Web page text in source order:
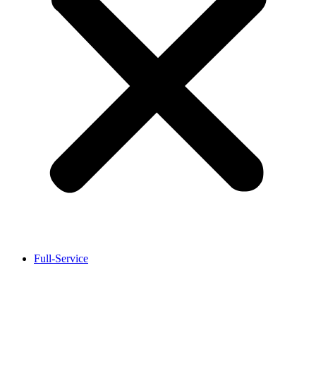
Full-Service